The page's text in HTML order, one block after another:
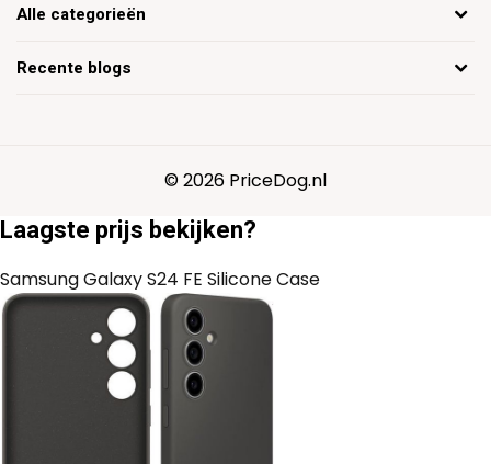
Recente blogs
Alle categorieën
© 2026 PriceDog.nl
Laagste prijs bekijken?
Samsung Galaxy S24 FE Silicone Case